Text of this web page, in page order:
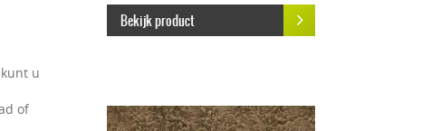
u
of
Bekijk product